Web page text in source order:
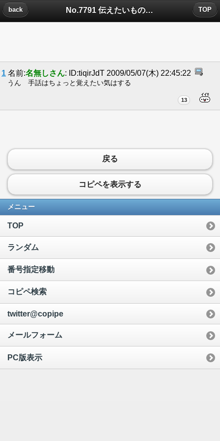
No.7791 伝えたいものについたコメント
back TOP
1 名前:名無しさん: ID:tiqirJdT 2009/05/07(木) 22:45:22
うん 手話はちょっと覚えたい気はする
13
戻る
コピペを表示する
メニュー
TOP
ランダム
番号指定移動
コピペ検索
twitter@copipe
メールフォーム
PC版表示